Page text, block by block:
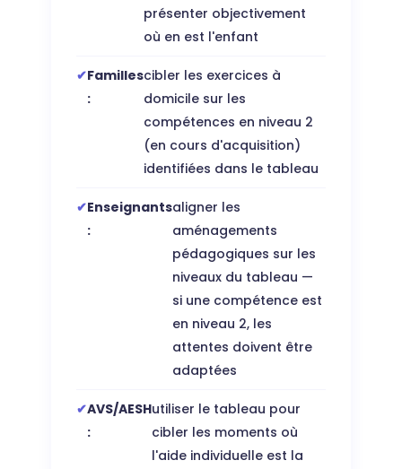
présenter objectivement
où en est l'enfant
Familles
:
cibler les exercices à
domicile sur les
compétences en niveau 2
(en cours d'acquisition)
identifiées dans le tableau
Enseignants
:
aligner les
aménagements
pédagogiques sur les
niveaux du tableau —
si une compétence est
en niveau 2, les
attentes doivent être
adaptées
AVS/AESH
:
utiliser le tableau pour
cibler les moments où
l'aide individuelle est la